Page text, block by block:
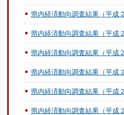
県内経済動向調査結果（平成
県内経済動向調査結果（平成
県内経済動向調査結果（平成
県内経済動向調査結果（平成
県内経済動向調査結果（平成
県内経済動向調査結果（平成